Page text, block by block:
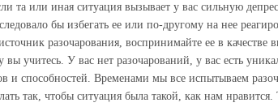
та или иная ситуация вызывает у вас сильную
бы избегать ее или по-другому на нее
разочарования, воспринимайте ее в качестве
вы учитесь. У вас нет разочарований, у вас есть
и способностей. Временами мы все испытываем
так, чтобы ситуация была такой, как нам